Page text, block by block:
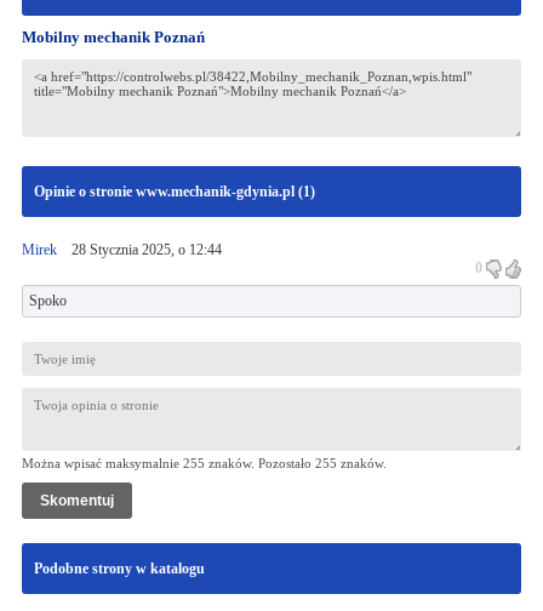
Mobilny mechanik Poznań
Opinie o stronie www.mechanik-gdynia.pl (1)
Mirek28 Stycznia 2025, o 12:44
0
Spoko
Można wpisać maksymalnie 255 znaków. Pozostało 255 znaków.
Podobne strony w katalogu